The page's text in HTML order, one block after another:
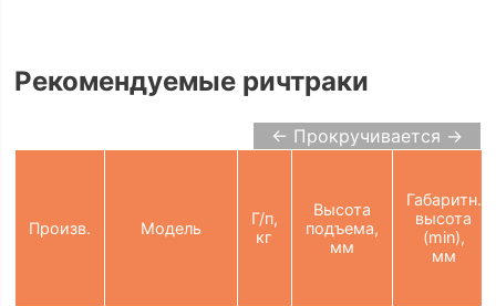
Рекомендуемые ричтраки
← Прокручивается →
Произв. Модель
Г/п,
кг
Высота
подъема,
мм
Габаритн.
высота
(min),
мм